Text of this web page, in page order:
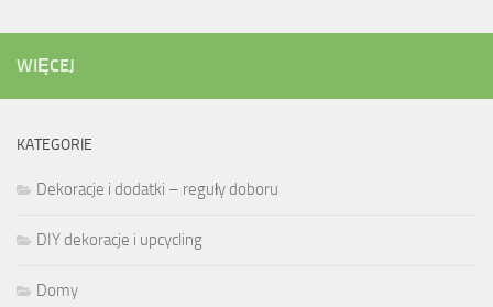
WIĘCEJ
KATEGORIE
Dekoracje i dodatki – reguły doboru
DIY dekoracje i upcycling
Domy